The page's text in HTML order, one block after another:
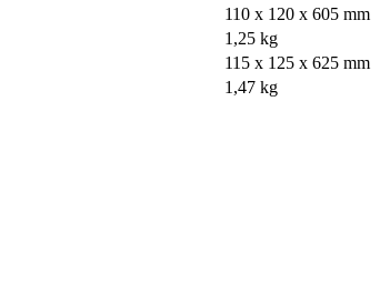
110 x 120 x 605 mm
1,25 kg
115 x 125 x 625 mm
1,47 kg